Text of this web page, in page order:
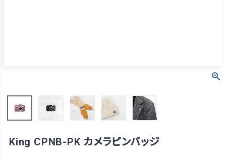
King CPNB-PK カメラピンバッジ